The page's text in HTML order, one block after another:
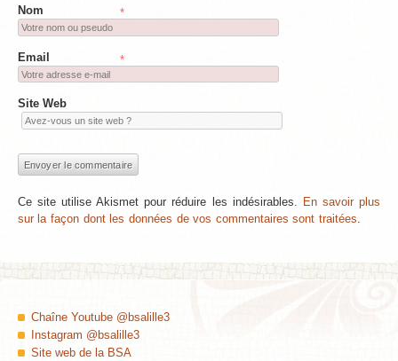
Nom *
Email *
Site Web
Ce site utilise Akismet pour réduire les indésirables. En savoir plus
sur la façon dont les données de vos commentaires sont traitées.
Chaîne Youtube @bsalille3
Instagram @bsalille3
Site web de la BSA